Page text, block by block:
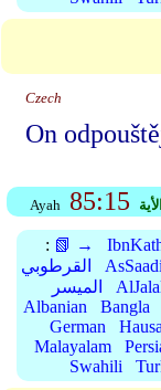
Czech
On
Ayah 85:15 الأية
: 📗 →
القرطوبي
الميسر
Albanian
Bangla
German
Hausa
Malayalam
Swahili